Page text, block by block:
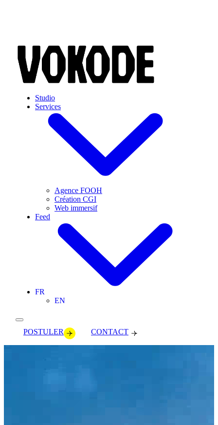
Studio
Services
Agence FOOH
Création CGI
Web immersif
Feed
FR
EN
POSTULER CONTACT